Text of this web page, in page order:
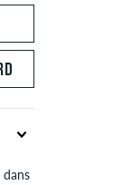
dans